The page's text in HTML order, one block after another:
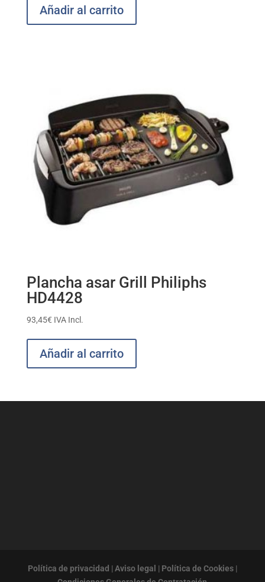
Añadir al carrito
Plancha asar Grill Philiphs
HD4428
93,45€ IVA Incl.
Añadir al carrito
Política de privacidad | Aviso legal | Política de Cookies|